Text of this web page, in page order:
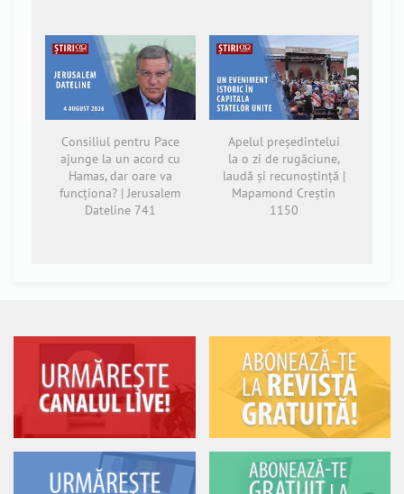
Consiliul pentru Pace
ajunge la un acord cu
Hamas, dar oare va
funcționa? | Jerusalem
Dateline 741
Apelul președintelui
la o zi de rugăciune,
laudă și recunoștință |
Mapamond Creștin
1150